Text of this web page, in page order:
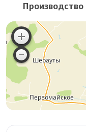
Производство